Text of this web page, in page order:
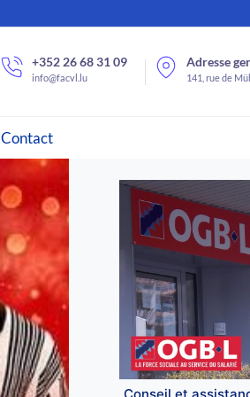
+352 26 68 31 09
info@facvl.lu
Adresse
141, rue de
Contact
Conseil et